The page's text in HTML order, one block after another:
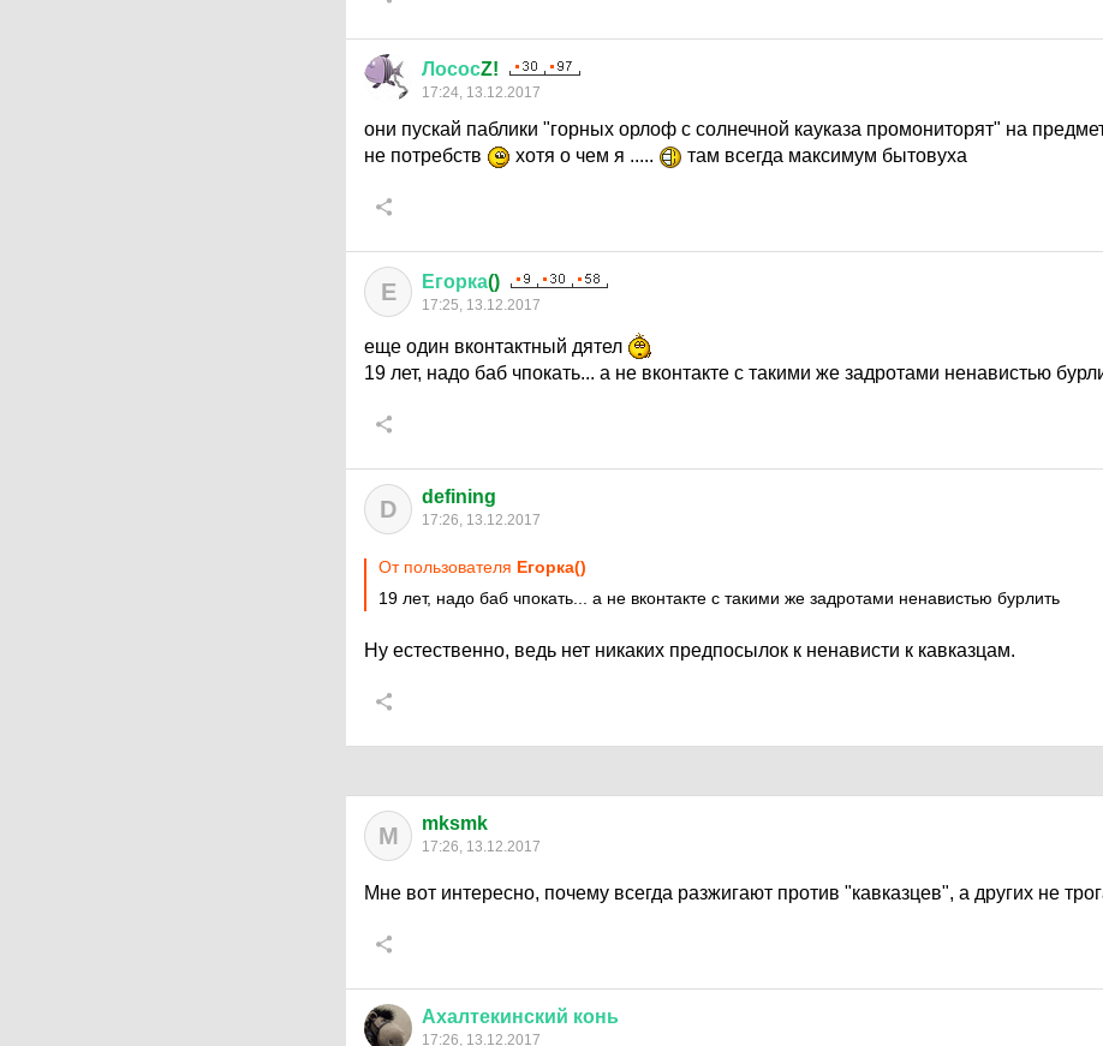
ЛососZ!
17:24, 13.12.2017
они пускай паблики "горных орлоф с солнечной кауказа промониторят" на
не потребств
хотя о чем я ..... там всегда максимум бытовуха
Е Егорка()
17:25, 13.12.2017
еще один вконтактный дятел
19 лет, надо баб чпокать... а не вконтакте с такими же задротами ненавистью
D defining
17:26, 13.12.2017
От пользователя Егорка()
19 лет, надо баб чпокать... а не вконтакте с такими же задротами ненавистью бурлить
Ну естественно, ведь нет никаких предпосылок к ненависти к кавказцам.
M mksmk
17:26, 13.12.2017
Мне вот интересно, почему всегда разжигают против "кавказцев", а других не
Ахалтекинский конь
17:26, 13.12.2017